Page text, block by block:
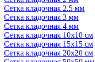
Сетка кладочная 2.5 мм
Сетка кладочная 3 мм
Сетка кладочная 4 мм
Сетка кладочная 10x10 см
Сетка кладочная 15x15 см
Сетка кладочная 20x20 см